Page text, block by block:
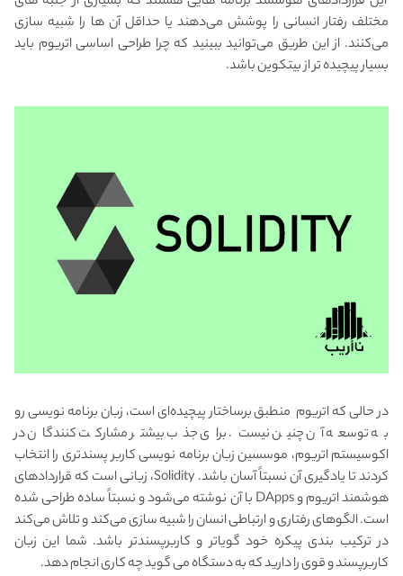
مختلف رفتار انسانی را پوشش می‌دهند یا حداقل آن ها را شبیه سازی
می‌کنند. از این طریق می‌توانید ببینید که چرا طراحی اساسی اتریوم باید
بسیار پیچیده تر از بیتکوین باشد.
در حالی که اتریوم منطبق برساختار پیچیده‌ای است، زبان برنامه نویسی رو
به توسعه آن چنین نیست. برای جذب بیشتر مشارکت کنندگان در
اکوسیستم اتریوم، موسسین زبان برنامه نویسی کاربر پسندتری را انتخاب
کردند تا یادگیری آن نسبتاً آسان باشد. Solidity، زبانی است که قراردادهای
هوشمند اتریوم و DApps با آن نوشته می‌شود و نسبتاً ساده طراحی شده
است. الگوهای رفتاری و ارتباطی انسان را شبیه سازی می‌کند و تلاش می‌کند
در ترکیب بندی پیکره خود گویاتر و کاربرپسندتر باشد. شما این زبان
کاربرپسند و قوی را دارید که به دستگاه می گوید چه کاری انجام دهد.